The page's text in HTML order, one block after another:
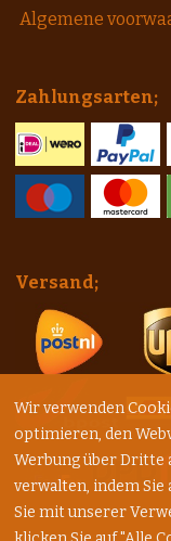
Algemene
Zahlungsarten;
Versand;
Wir verwenden
optimieren, den
Werbung über Dritte
verwalten, indem Sie
Sie mit unserer